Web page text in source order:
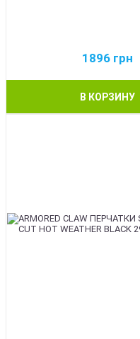
1896 грн
В КОРЗИНУ